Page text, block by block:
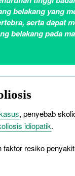
belakang yang
serta dapat
belakang pada
, penyebab
idiopatik.
faktor resiko